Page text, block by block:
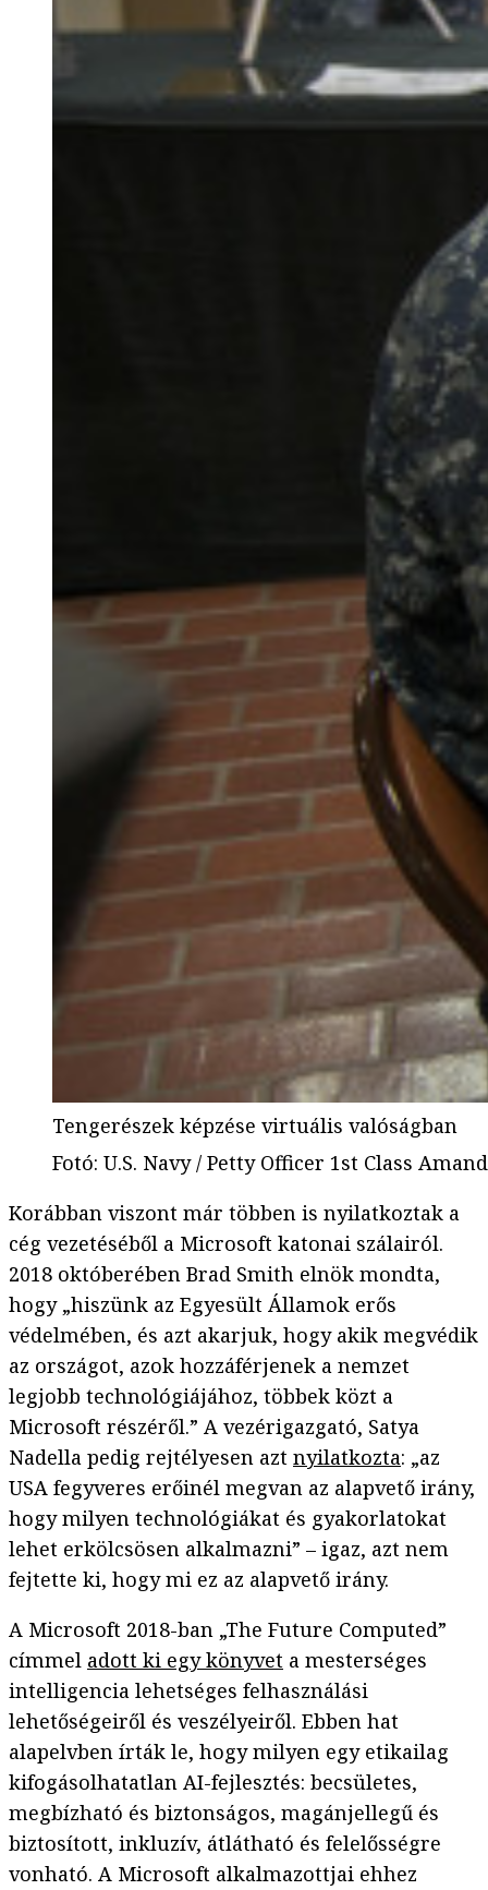
Tengerészek képzése virtuális valóságban
Fotó: U.S. Navy / Petty Officer 1st Class
Korábban viszont már többen is nyilatkoztak a
cég vezetéséből a Microsoft katonai szálairól.
2018 októberében Brad Smith elnök mondta,
hogy „hiszünk az Egyesült Államok erős
védelmében, és azt akarjuk, hogy akik megvédik
az országot, azok hozzáférjenek a nemzet
legjobb technológiájához, többek közt a
Microsoft részéről.” A vezérigazgató, Satya
Nadella pedig rejtélyesen azt nyilatkozta: „az
USA fegyveres erőinél megvan az alapvető irány,
hogy milyen technológiákat és gyakorlatokat
lehet erkölcsösen alkalmazni” – igaz, azt nem
fejtette ki, hogy mi ez az alapvető irány.
A Microsoft 2018-ban „The Future Computed”
címmel adott ki egy könyvet a mesterséges
intelligencia lehetséges felhasználási
lehetőségeiről és veszélyeiről. Ebben hat
alapelvben írták le, hogy milyen egy etikailag
kifogásolhatatlan AI-fejlesztés: becsületes,
megbízható és biztonságos, magánjellegű és
biztosított, inkluzív, átlátható és felelősségre
vonható. A Microsoft alkalmazottjai ehhez